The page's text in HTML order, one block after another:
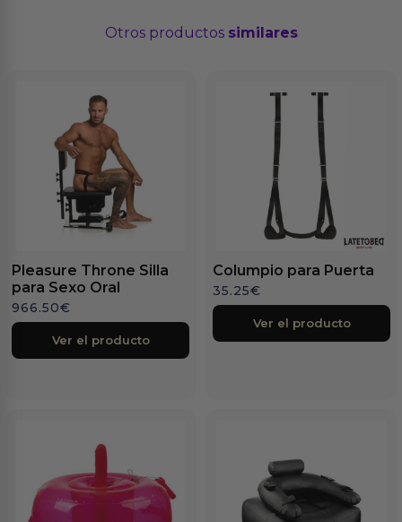
Otros productos similares
Pleasure Throne Silla
para Sexo Oral
966.50€
Ver el producto
Columpio para Puerta
35.25€
Ver el producto